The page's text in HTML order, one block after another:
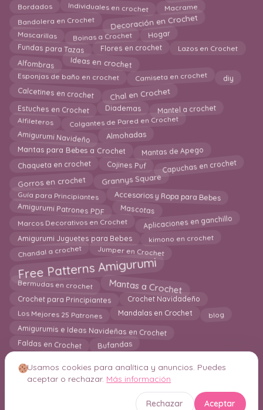
Bordados Individuales en crochet Macrame
Bandolera en Crochet Decoración en Crochet
Mascarillas Boinas a Crochet Hogar
Fundas para Tazas Flores en crochet Lazos en Crochet
Alfombras Ideas en crochet
Esponjas de baño en crochet Camiseta en crochet diy
Calcetines en crochet Chal en Crochet
Estuches en Crochet Diademas Mantel a crochet
Alfileteros Colgantes de Pared en Crochet
Amigurumi Navideño Almohadas
Mantas para Bebes a Crochet Mantas de Apego
Chaqueta en crochet Cojines Puf Capuchas en crochet
Gorros en crochet Grannys Square
Guía para Principiantes Accesorios y Ropa para Bebes
Amigurumi Patrones PDF Mascotas
Marcos Decorativos en Crochet Aplicaciones en ganchillo
Amigurumi Juguetes para Bebes kimono en crochet
Chandal a crochet Jumper en Crochet
Free Patterns Amigurumi
Bermudas en crochet Mantas a Crochet
Crochet para Principiantes Crochet Navidadeño
Los Mejores 25 Patrones Mandalas en Crochet blog
Amigurumis e Ideas Navideñas en Crochet
Faldas en Crochet Bufandas
© 2026 Crochetisimo. Todos los derechos reservados.
Usamos cookies para analítica y anuncios. Puedes
aceptar o rechazar. Más información
Rechazar Aceptar